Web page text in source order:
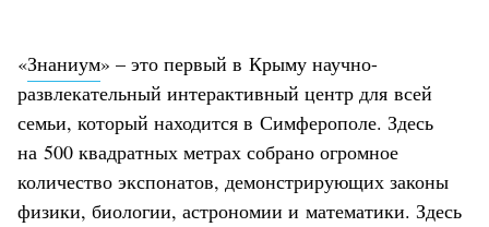
«Знаниум» – это первый в Крыму научно-
развлекательный интерактивный центр для всей
семьи, который находится в Симферополе. Здесь
на 500 квадратных метрах собрано огромное
количество экспонатов, демонстрирующих законы
физики, биологии, астрономии и математики. Здесь